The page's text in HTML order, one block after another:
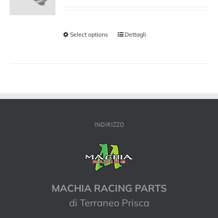
Select options Dettagli
INDIRIZZO
MACHIA RACING PARTS
di Terraneo Prisca